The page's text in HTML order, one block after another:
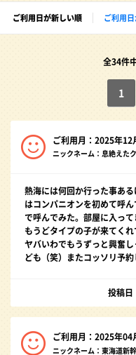
ご利用日が新しい順 ご利用
全34件
1
ご利用月：2025年12
ニックネーム：息絶えた
熱海には何回か行った事あ
はコンパニオンを初めて呼
で呼んでみた。部屋に入っ
もうどタイプの子が来てく
ヤバいわでもうずっと興奮
ども（笑）またコッソリ予約
投稿日
ご利用月：2025年04
ニックネーム：東海道新